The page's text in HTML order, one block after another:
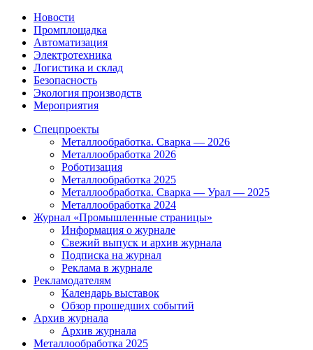
Новости
Промплощадка
Автоматизация
Электротехника
Логистика и склад
Безопасность
Экология производств
Мероприятия
Спецпроекты
Металлообработка. Сварка — 2026
Металлообработка 2026
Роботизация
Металлообработка 2025
Металлообработка. Сварка — Урал — 2025
Металлообработка 2024
Журнал «Промышленные страницы»
Информация о журнале
Свежий выпуск и архив журнала
Подписка на журнал
Реклама в журнале
Рекламодателям
Календарь выставок
Обзор прошедших событий
Архив журнала
Архив журнала
Металлообработка 2025